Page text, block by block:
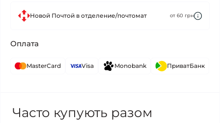
Новой Почтой в отделение/почтомат от 60 грн
Оплата
MasterCard Visa Monobank ПриватБанк
Часто купують разом